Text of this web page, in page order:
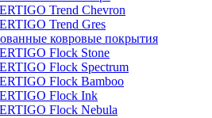
Trend Chevron
Trend Gres
ковровые покрытия
Flock Stone
Flock Spectrum
Flock Bamboo
Flock Ink
Flock Nebula